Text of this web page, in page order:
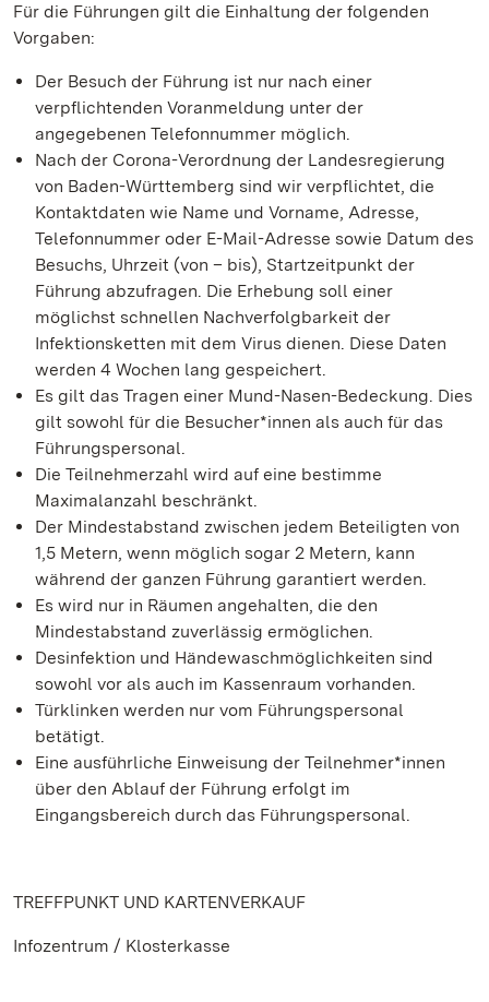
Für die Führungen gilt die Einhaltung der folgenden
Vorgaben:
Der Besuch der Führung ist nur nach einer
verpflichtenden Voranmeldung unter der
angegebenen Telefonnummer möglich.
Nach der Corona-Verordnung der Landesregierung
von Baden-Württemberg sind wir verpflichtet, die
Kontaktdaten wie Name und Vorname, Adresse,
Telefonnummer oder E-Mail-Adresse sowie Datum des
Besuchs, Uhrzeit (von – bis), Startzeitpunkt der
Führung abzufragen. Die Erhebung soll einer
möglichst schnellen Nachverfolgbarkeit der
Infektionsketten mit dem Virus dienen. Diese Daten
werden 4 Wochen lang gespeichert.
Es gilt das Tragen einer Mund-Nasen-Bedeckung. Dies
gilt sowohl für die Besucher*innen als auch für das
Führungspersonal.
Die Teilnehmerzahl wird auf eine bestimme
Maximalanzahl beschränkt.
Der Mindestabstand zwischen jedem Beteiligten von
1,5 Metern, wenn möglich sogar 2 Metern, kann
während der ganzen Führung garantiert werden.
Es wird nur in Räumen angehalten, die den
Mindestabstand zuverlässig ermöglichen.
Desinfektion und Händewaschmöglichkeiten sind
sowohl vor als auch im Kassenraum vorhanden.
Türklinken werden nur vom Führungspersonal
betätigt.
Eine ausführliche Einweisung der Teilnehmer*innen
über den Ablauf der Führung erfolgt im
Eingangsbereich durch das Führungspersonal.
TREFFPUNKT UND KARTENVERKAUF
Infozentrum / Klosterkasse